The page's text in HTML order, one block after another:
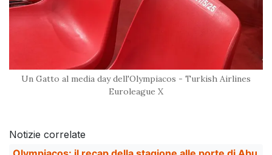
Un Gatto al media day dell'Olympiacos - Turkish Airlines
Euroleague X
Notizie correlate